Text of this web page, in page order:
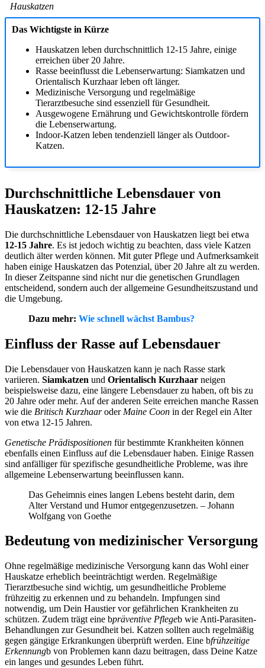
Hauskatzen
Das Wichtigste in Kürze
Hauskatzen leben durchschnittlich 12-15 Jahre, einige
erreichen über 20 Jahre.
Rasse beeinflusst die Lebenserwartung: Siamkatzen und
Orientalisch Kurzhaar leben oft länger.
Medizinische Versorgung und regelmäßige
Tierarztbesuche sind essenziell für Gesundheit.
Ausgewogene Ernährung und Gewichtskontrolle fördern
die Lebenserwartung.
Indoor-Katzen leben tendenziell länger als Outdoor-
Katzen.
Durchschnittliche Lebensdauer von
Hauskatzen: 12-15 Jahre
Die durchschnittliche Lebensdauer von Hauskatzen liegt bei etwa
12-15 Jahre. Es ist jedoch wichtig zu beachten, dass viele Katzen
deutlich älter werden können. Mit guter Pflege und Aufmerksamkeit
haben einige Hauskatzen das Potenzial, über 20 Jahre alt zu werden.
In dieser Zeitspanne sind nicht nur die genetischen Grundlagen
entscheidend, sondern auch der allgemeine Gesundheitszustand und
die Umgebung.
Dazu mehr: Wie schnell wächst Bambus?
Einfluss der Rasse auf Lebensdauer
Die Lebensdauer von Hauskatzen kann je nach Rasse stark
variieren. Siamkatzen und Orientalisch Kurzhaar neigen
beispielsweise dazu, eine längere Lebensdauer zu haben, oft bis zu
20 Jahre oder mehr. Auf der anderen Seite erreichen manche Rassen
wie die Britisch Kurzhaaroder Maine Coon in der Regel ein Alter
von etwa 12-15 Jahren.
Genetische Prädispositionen für bestimmte Krankheiten können
ebenfalls einen Einfluss auf die Lebensdauer haben. Einige Rassen
sind anfälliger für spezifische gesundheitliche Probleme, was ihre
allgemeine Lebenserwartung beeinflussen kann.
Das Geheimnis eines langen Lebens besteht darin, dem
Alter Verstand und Humor entgegenzusetzen. – Johann
Wolfgang von Goethe
Bedeutung von medizinischer Versorgung
Ohne regelmäßige medizinische Versorgung kann das Wohl einer
Hauskatze erheblich beeinträchtigt werden. Regelmäßige
Tierarztbesuche sind wichtig, um gesundheitliche Probleme
frühzeitig zu erkennen und zu behandeln. Impfungen sind
notwendig, um Dein Haustier vor gefährlichen Krankheiten zu
schützen. Zudem trägt eine bpräventive Pflegeb wie Anti-Parasiten-
Behandlungen zur Gesundheit bei. Katzen sollten auch regelmäßig
gegen gängige Erkrankungen überprüft werden. Eine bfrühzeitige
Erkennungb von Problemen kann dazu beitragen, dass Deine Katze
ein langes und gesundes Leben führt.